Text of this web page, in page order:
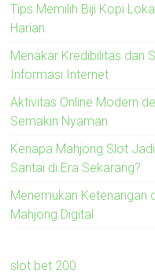
Tips Memilih Biji Kopi
Harian
Menakar Kredibilitas dan
Informasi Internet
Aktivitas Online Modern
Semakin Nyaman
Kenapa Mahjong Slot
Santai di Era Sekarang?
Menemukan Ketenangan
Mahjong Digital
slot bet 200